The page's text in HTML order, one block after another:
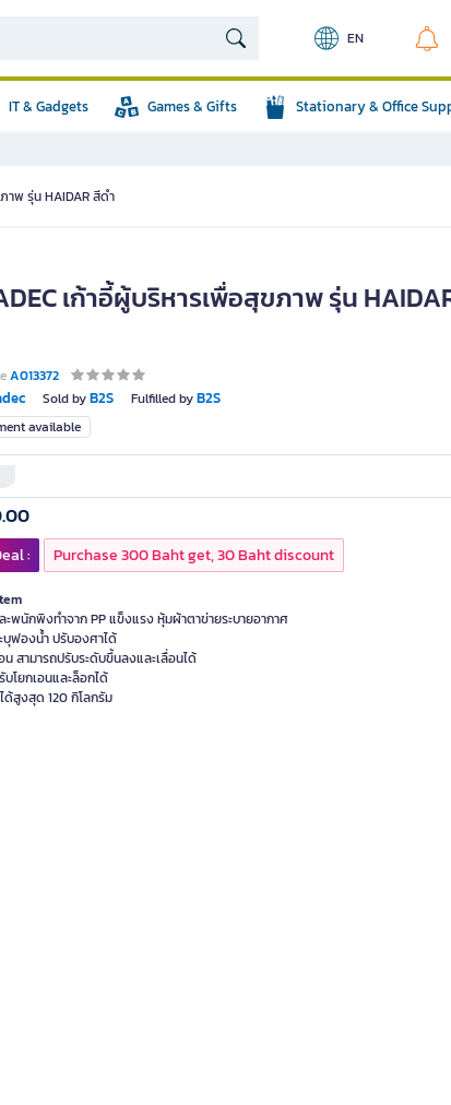
EN
IT & Gadgets Games & Gifts Stationary & Office
าพ รุ่น HAIDAR สีดำ
เก้าอี้ผู้บริหารเพื่อสุขภาพ รุ่น
A013372
Sold byB2S Fulfilled byB2S
available
: Purchase 300 Baht get, 30 Baht discount
ะพนักพิงทำจาก PP แข็งแรง หุ้มผ้าตาข่ายระบายอากาศ
ฟองน้ำ ปรับองศาได้
สามารถปรับระดับขึ้นลงและเลื่อนได้
โยกเอนและล็อกได้
ด้สูงสุด 120 กิโลกรัม